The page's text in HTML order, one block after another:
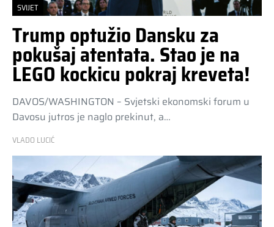
SVIJET
Trump optužio Dansku za
pokušaj atentata. Stao je na
LEGO kockicu pokraj kreveta!
DAVOS/WASHINGTON – Svjetski ekonomski forum u
Davosu jutros je naglo prekinut, a…
VLADO LUCIĆ